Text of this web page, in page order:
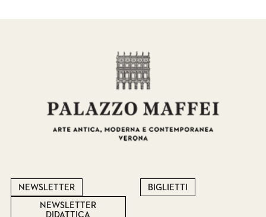
NEWSLETTER
NEWSLETTER
DIDATTICA
BIGLIETTI